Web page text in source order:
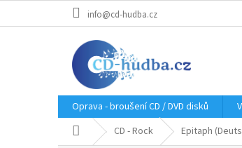
info@cd-hudba.cz
Oprava - broušení CD / DVD disků
Domů CD - Rock Epitaph